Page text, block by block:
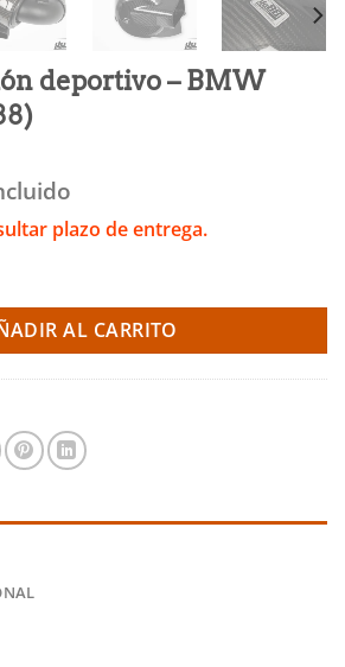
deportivo – BMW
plazo de entrega.
- BMW B48/B46 (Do88) cantidad
AL CARRITO